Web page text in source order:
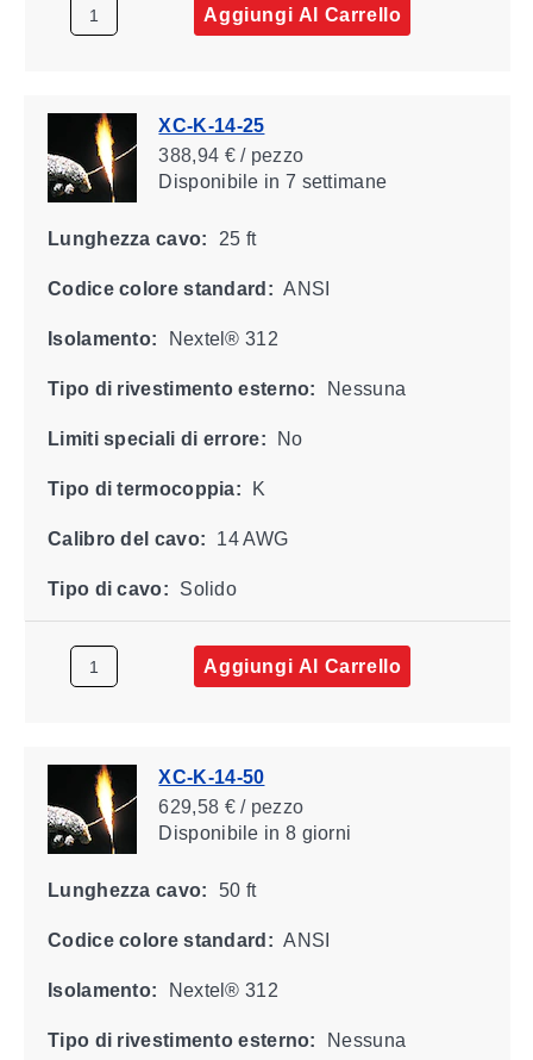
Aggiungi Al Carrello
XC-K-14-25
388,94 € / pezzo
Disponibile in 7 settimane
Lunghezza cavo: 25 ft
Codice colore standard: ANSI
Isolamento: Nextel® 312
Tipo di rivestimento esterno: Nessuna
Limiti speciali di errore: No
Tipo di termocoppia: K
Calibro del cavo: 14 AWG
Tipo di cavo: Solido
Aggiungi Al Carrello
XC-K-14-50
629,58 € / pezzo
Disponibile in 8 giorni
Lunghezza cavo: 50 ft
Codice colore standard: ANSI
Isolamento: Nextel® 312
Tipo di rivestimento esterno: Nessuna